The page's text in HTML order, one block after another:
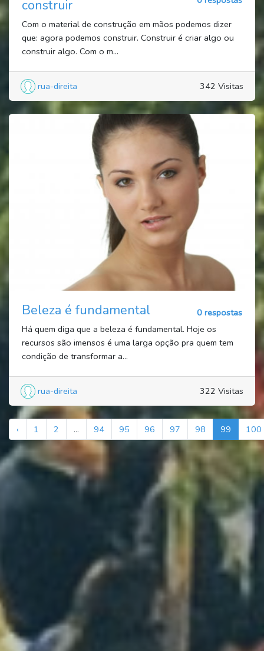
construir
Com o material de construção em mãos podemos dizer
que: agora podemos construir. Construir é criar algo ou
construir algo. Com o m...
rua-direita 342 Visitas
Beleza é fundamental
0 respostas
Há quem diga que a beleza é fundamental. Hoje os
recursos são imensos é uma larga opção pra quem tem
condição de transformar a...
rua-direita 322 Visitas
‹ 1 2 ... 94 95 96 97 98 99 100